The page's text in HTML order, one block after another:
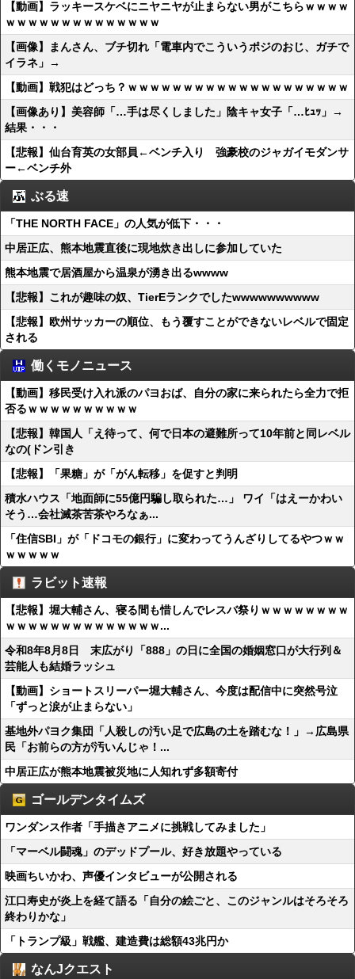
【動画】ラッキースケベにニヤニヤが止まらない男がこちらｗｗｗｗ
ｗｗｗｗｗｗｗｗｗｗｗｗｗｗ
【画像】まんさん、ブチ切れ「電車内でこういうポジのおじ、ガチで
イラネ」→
【動画】戦犯はどっち？ｗｗｗｗｗｗｗｗｗｗｗｗｗｗｗｗｗｗｗｗ
【画像あり】美容師「…手は尽くしました」陰キャ女子「…ﾋｭｯ」→
結果・・・
【悲報】仙台育英の女部員←ベンチ入り 強豪校のジャガイモダンサ
ー←ベンチ外
ぶる速
「THE NORTH FACE」の人気が低下・・・
中居正広、熊本地震直後に現地炊き出しに参加していた
熊本地震で居酒屋から温泉が湧き出るwwww
【悲報】これが趣味の奴、TierEランクでしたwwwwwwwwww
【悲報】欧州サッカーの順位、もう覆すことができないレベルで固定
される
働くモノニュース
【動画】移民受け入れ派のパヨおば、自分の家に来られたら全力で拒
否るｗｗｗｗｗｗｗｗｗｗ
【悲報】韓国人「え待って、何で日本の避難所って10年前と同レベル
なの(ドン引き
【悲報】「果糖」が「がん転移」を促すと判明
積水ハウス「地面師に55億円騙し取られた…」 ワイ「はえーかわい
そう…会社滅茶苦茶やろなぁ...
「住信SBI」が「ドコモの銀行」に変わってうんざりしてるやつｗｗ
ｗｗｗｗｗ
ラビット速報
【悲報】堀大輔さん、寝る間も惜しんでレスバ祭りｗｗｗｗｗｗｗｗ
ｗｗｗｗｗｗｗｗｗｗｗｗｗｗ...
令和8年8月8日 末広がり「888」の日に全国の婚姻窓口が大行列＆
芸能人も結婚ラッシュ
【動画】ショートスリーパー堀大輔さん、今度は配信中に突然号泣
「ずっと涙が止まらない」
基地外パヨク集団「人殺しの汚い足で広島の土を踏むな！」→広島県
民「お前らの方が汚いんじゃ！...
中居正広が熊本地震被災地に人知れず多額寄付
ゴールデンタイムズ
ワンダンス作者「手描きアニメに挑戦してみました」
「マーベル闘魂」のデッドプール、好き放題やっている
映画ちいかわ、声優インタビューが公開される
江口寿史が炎上を経て語る「自分の絵ごと、このジャンルはそろそろ
終わりかな」
「トランプ級」戦艦、建造費は総額43兆円か
なんJクエスト